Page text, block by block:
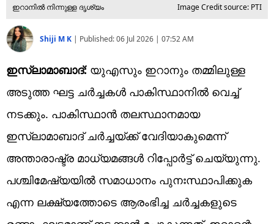
ഇറാനില്‍ നിന്നുള്ള ദൃശ്യം Image Credit source: PTI
Shiji M K | Published:06 Jul 2026 | 07:52 AM
ഇസ്ലാമാബാദ്: യുഎസും ഇറാനും തമ്മിലുള്ള
അടുത്ത ഘട്ട ചര്‍ച്ചകള്‍ പാകിസ്ഥാനില്‍ വെച്ച്
നടക്കും. പാകിസ്ഥാന്‍ തലസ്ഥാനമായ
ഇസ്ലാമാബാദ് ചര്‍ച്ചയ്ക്ക് വേദിയാകുമെന്ന്
അന്താരാഷ്ട്ര മാധ്യമങ്ങള്‍ റിപ്പോര്‍ട്ട് ചെയ്യുന്നു.
പശ്ചിമേഷ്യയില്‍ സമാധാനം പുനഃസ്ഥാപിക്കുക
എന്ന ലക്ഷ്യത്തോടെ ആരംഭിച്ച ചര്‍ച്ചകളുടെ